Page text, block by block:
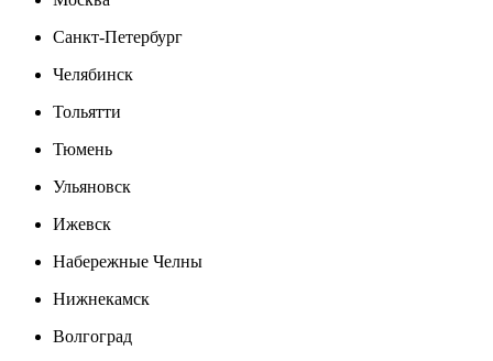
Санкт-Петербург
Челябинск
Тольятти
Тюмень
Ульяновск
Ижевск
Набережные Челны
Нижнекамск
Волгоград